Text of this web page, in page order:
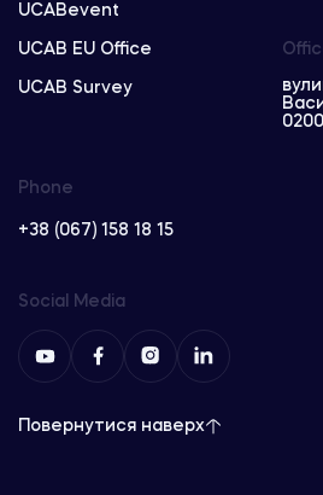
UCABevent
UCAB EU Office
UCAB Survey
Phone
+38 (067) 158 18 15
Social Media
Повернутися наверх